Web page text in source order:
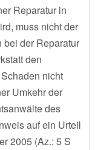
Reparatur in
muss nicht der
bei der Reparatur
den
nicht
Umkehr der
des
auf ein Urteil
2005 (Az.: 5 S